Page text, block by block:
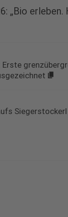
„Bio erleben.
Siegerstockerl